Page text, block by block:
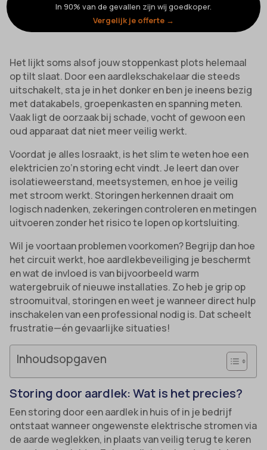
In 90% van de gevallen zijn wij goedkoper.
Vergelijk je offerte →
Het lijkt soms alsof jouw stoppenkast plots helemaal
op tilt slaat. Door een aardlekschakelaar die steeds
uitschakelt, sta je in het donker en ben je ineens bezig
met datakabels, groepenkasten en spanning meten.
Vaak ligt de oorzaak bij schade, vocht of gewoon een
oud apparaat dat niet meer veilig werkt.
Voordat je alles losraakt, is het slim te weten hoe een
elektricien zo’n storing echt vindt. Je leert dan over
isolatieweerstand, meetsystemen, en hoe je veilig
met stroom werkt. Storingen herkennen draait om
logisch nadenken, zekeringen controleren en metingen
uitvoeren zonder het risico te lopen op kortsluiting.
Wil je voortaan problemen voorkomen? Begrijp dan hoe
het circuit werkt, hoe aardlekbeveiliging je beschermt
en wat de invloed is van bijvoorbeeld warm
watergebruik of nieuwe installaties. Zo heb je grip op
stroomuitval, storingen en weet je wanneer direct hulp
inschakelen van een professional nodig is. Dat scheelt
frustratie—én gevaarlijke situaties!
Inhoudsopgaven
Storing door aardlek: Wat is het precies?
Een storing door een aardlek in huis of in je bedrijf
ontstaat wanneer ongewenste elektrische stromen via
de aarde weglekken, in plaats van veilig terug te keren